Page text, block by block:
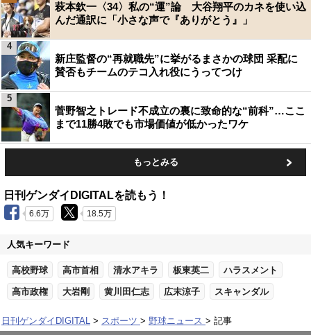
萩本欽一〈34〉私の“運”論 大谷翔平のカネを使い込
んだ通訳に「小さな声で『ありがとう』」
新庄監督の“再就職先”に挙がるまさかの球団 采配に
賛否もチームのテコ入れ役にうってつけ
4
菅野智之トレード不成立の裏に致命的な“前科”…ここ
まで11勝4敗でも市場価値が低かったワケ
5
もっとみる
日刊ゲンダイDIGITALを読もう！
6.6万 18.5万
人気キーワード
高校野球 高市首相 清水アキラ 板東英二 ハラスメント
高市政権 大岩剛 黄川田仁志 広末涼子 スキャンダル
日刊ゲンダイDIGITAL スポーツ 野球ニュース 記事